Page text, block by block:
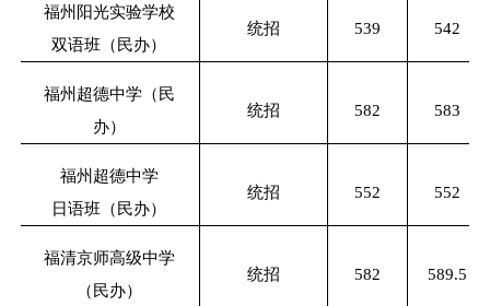
福州阳光实验学校
双语班（民办）
统招 539 542
福州超德中学（民
办）
统招 582 583
福州超德中学
日语班（民办）
统招 552 552
福清京师高级中学
（民办）
统招 582 589.5